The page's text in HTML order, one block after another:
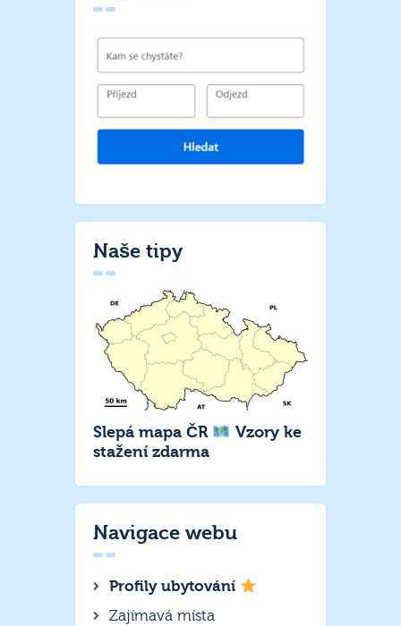
Naše tipy
Slepá mapa ČR
Vzory ke
stažení zdarma
Navigace webu
Profily ubytování
Zajímavá místa